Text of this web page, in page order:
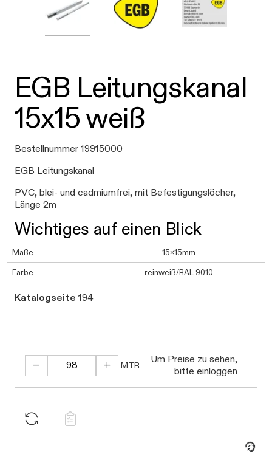
EGB Leitungskanal
15x15 weiß
Bestellnummer 19915000
EGB Leitungskanal
PVC, blei- und cadmiumfrei, mit Befestigungslöcher,
Länge 2m
Wichtiges auf einen Blick
Maße 15x15mm
Farbe reinweiß/RAL 9010
Katalogseite 194
MTR
Um Preise zu sehen,
bitte einloggen
Daten werden geladen. Bitte warten...